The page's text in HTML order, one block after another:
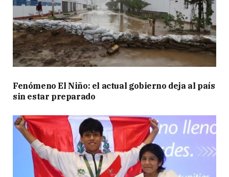
Fenómeno El Niño: el actual gobierno deja al país
sin estar preparado